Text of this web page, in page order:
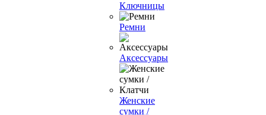
Ключницы
Ремни
Аксессуары
Женские
сумки /